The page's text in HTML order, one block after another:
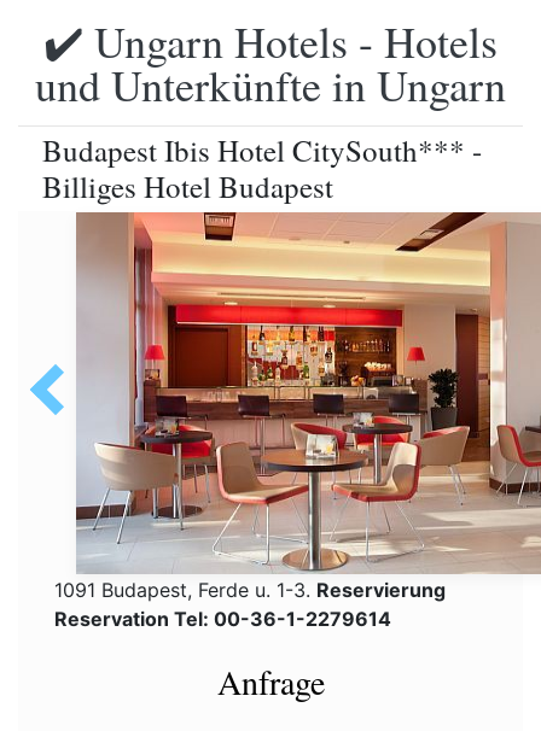
✔️ Ungarn Hotels - Hotels
und Unterkünfte in Ungarn
Budapest Ibis Hotel CitySouth*** -
Billiges Hotel Budapest
1091 Budapest, Ferde u. 1-3. Reservierung
Reservation Tel: 00-36-1-2279614
Anfrage